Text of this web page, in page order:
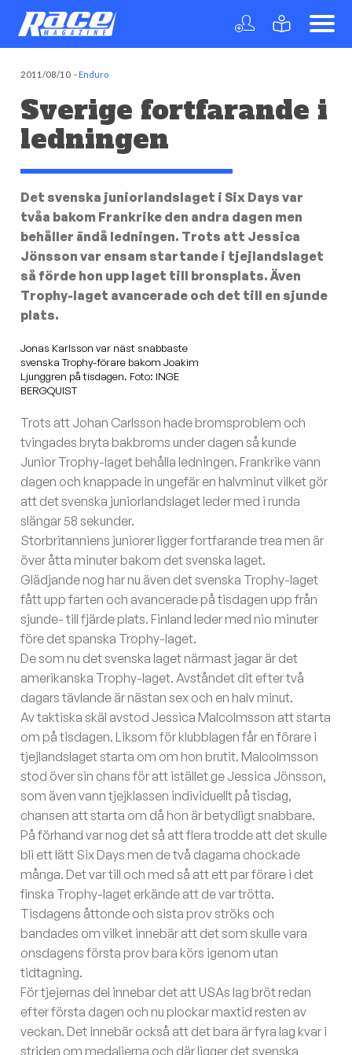
2011/08/10 -Enduro
Sverige fortfarande i
ledningen
Det svenska juniorlandslaget i Six Days var
tvåa bakom Frankrike den andra dagen men
behåller ändå ledningen. Trots att Jessica
Jönsson var ensam startande i tjejlandslaget
så förde hon upp laget till bronsplats. Även
Trophy-laget avancerade och det till en sjunde
plats.
Jonas Karlsson var näst snabbaste
svenska Trophy-förare bakom Joakim
Ljunggren på tisdagen. Foto: INGE
BERGQUIST
Trots att Johan Carlsson hade bromsproblem och
tvingades bryta bakbroms under dagen så kunde
Junior Trophy-laget behålla ledningen. Frankrike vann
dagen och knappade in ungefär en halvminut vilket gör
att det svenska juniorlandslaget leder med i runda
slängar 58 sekunder.
Storbritanniens juniorer ligger fortfarande trea men är
över åtta minuter bakom det svenska laget.
Glädjande nog har nu även det svenska Trophy-laget
fått upp farten och avancerade på tisdagen upp från
sjunde- till fjärde plats. Finland leder med nio minuter
före det spanska Trophy-laget.
De som nu det svenska laget närmast jagar är det
amerikanska Trophy-laget. Avståndet dit efter två
dagars tävlande är nästan sex och en halv minut.
Av taktiska skäl avstod Jessica Malcolmsson att starta
om på tisdagen. Liksom för klubblagen får en förare i
tjejlandslaget starta om om hon brutit. Malcolmsson
stod över sin chans för att istället ge Jessica Jönsson,
som även vann tjejklassen individuellt på tisdag,
chansen att starta om då hon är betydligt snabbare.
På förhand var nog det så att flera trodde att det skulle
bli ett lätt Six Days men de två dagarna chockade
många. Det var till och med så att ett par förare i det
finska Trophy-laget erkände att de var trötta.
Tisdagens åttonde och sista prov ströks och
bandades om vilket innebär att det som skulle vara
onsdagens första prov bara körs igenom utan
tidtagning.
För tjejernas del innebar det att USAs lag bröt redan
efter första dagen och nu plockar maxtid resten av
veckan. Det innebär också att det bara är fyra lag kvar i
striden om medaljerna och där ligger det svenska